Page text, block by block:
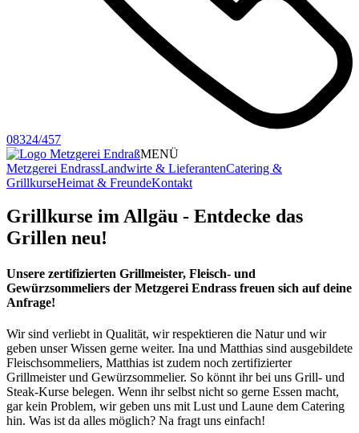
08324/457
MENÜ
Metzgerei EndrassLandwirte & LieferantenCatering &
GrillkurseHeimat & FreundeKontakt
Grillkurse im Allgäu - Entdecke das
Grillen neu!
Unsere zertifizierten Grillmeister, Fleisch- und
Gewürzsommeliers der Metzgerei Endrass freuen sich auf deine
Anfrage!
Wir sind verliebt in Qualität, wir respektieren die Natur und wir
geben unser Wissen gerne weiter. Ina und Matthias sind ausgebildete
Fleischsommeliers, Matthias ist zudem noch zertifizierter
Grillmeister und Gewürzsommelier. So könnt ihr bei uns Grill- und
Steak-Kurse belegen. Wenn ihr selbst nicht so gerne Essen macht,
gar kein Problem, wir geben uns mit Lust und Laune dem Catering
hin. Was ist da alles möglich? Na fragt uns einfach!